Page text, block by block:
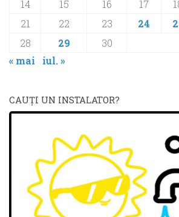
14
15 16 17
21
22 23 24
28
29
30
« mai
iul. »
CAUŢI UN INSTALATOR?